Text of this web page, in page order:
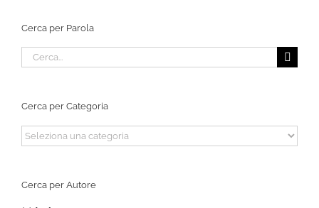
Cerca per Parola
Cerca
per:
Cerca per Categoria
Cerca
per
Cerca per Autore